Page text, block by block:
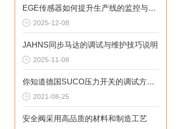
EGE传感器如何提升生产线的监控与管理效率？
2025-12-08
JAHNS同步马达的调试与维护技巧说明
2025-11-08
你知道德国SUCO压力开关的调试方法和注意事项吗
2021-08-25
安全阀采用高品质的材料和制造工艺